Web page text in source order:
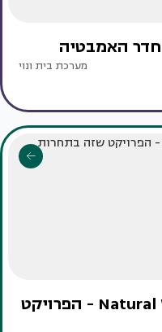
חדר האמבטיה
מערכת בית ונוי
Natural Water as Cultural Water - הפרויקט